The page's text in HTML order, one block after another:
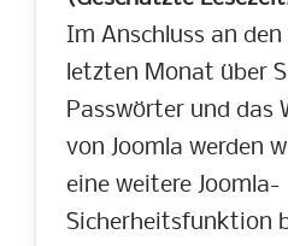
Im Anschluss an
letzten Monat über
Passwörter und das
von Joomla werden
eine weitere Joomla-
Sicherheitsfunktion